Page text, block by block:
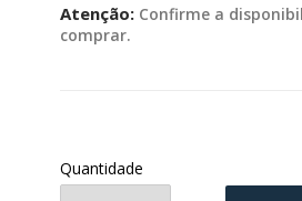
Atenção: Confirme a
comprar.
Quantidade